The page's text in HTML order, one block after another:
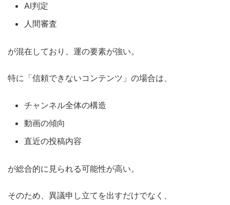
AI判定
人間審査
が混在しており、運の要素が強い。
特に「信頼できないコンテンツ」の場合は、
チャンネル全体の構造
動画の傾向
直近の投稿内容
が総合的に見られる可能性が高い。
そのため、異議申し立てを出すだけでなく、